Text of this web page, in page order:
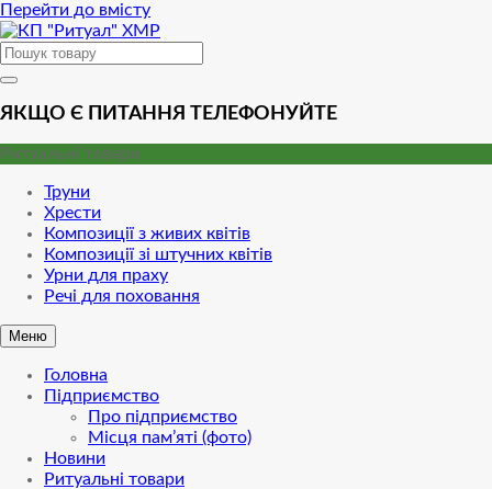
Перейти до вмісту
ЯКЩО Є ПИТАННЯ ТЕЛЕФОНУЙТЕ
Ритуальні товари
Труни
Хрести
Композиції з живих квітів
Композиції зі штучних квітів
Урни для праху
Речі для поховання
Меню
Головна
Підприємство
Про підприємство
Місця пам’яті (фото)
Новини
Ритуальні товари